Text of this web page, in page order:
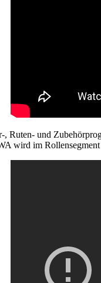
Ruten- und
wird im Rollensegment